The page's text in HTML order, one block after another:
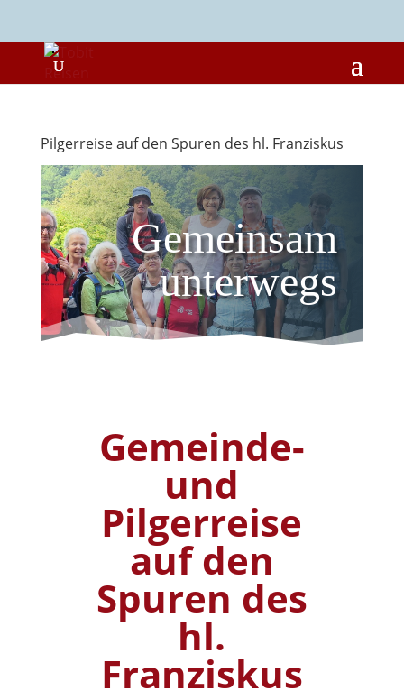
Pilgerreise auf den Spuren des hl. Franziskus
Gemeinsam
unterwegs
Gemeinde-
und
Pilgerreise
auf den
Spuren des
hl.
Franziskus